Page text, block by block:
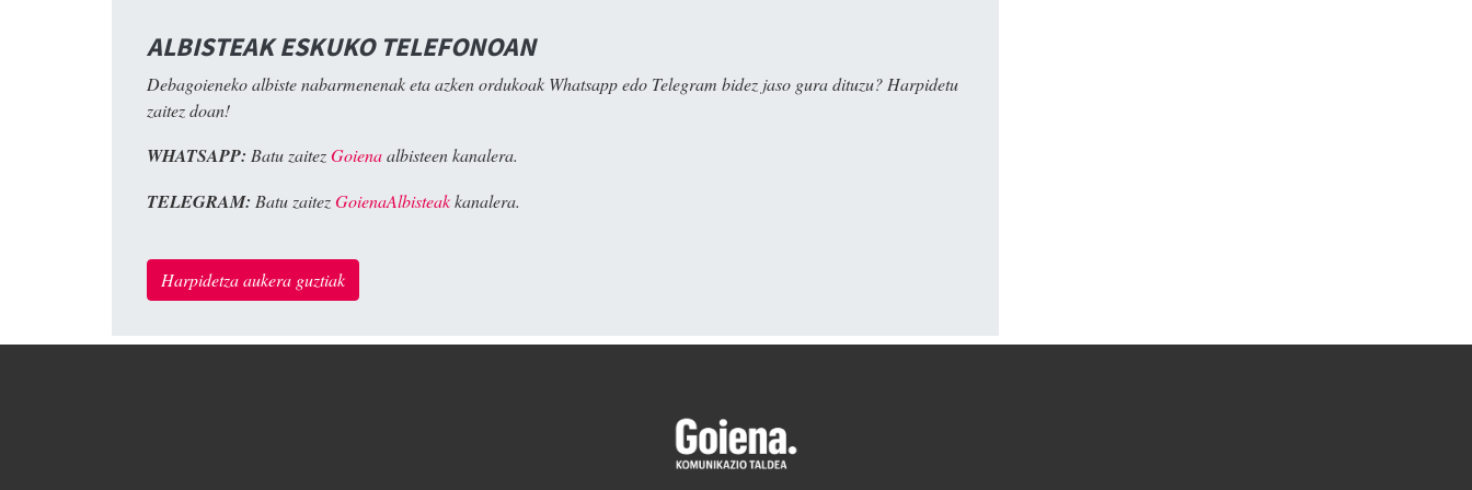
ALBISTEAK ESKUKO TELEFONOAN
Debagoieneko albiste nabarmenenak eta azken ordukoak Whatsapp edo Telegram bidez jaso gura dituzu? Harpidetu
zaitez doan!
WHATSAPP: Batu zaitezGoienaalbisteen kanalera.
TELEGRAM: Batu zaitezGoienaAlbisteakkanalera.
Harpidetza aukera guztiak